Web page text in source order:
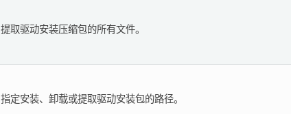
提取驱动安装压缩包的所有文件。
指定安装、卸载或提取驱动安装包的路径。